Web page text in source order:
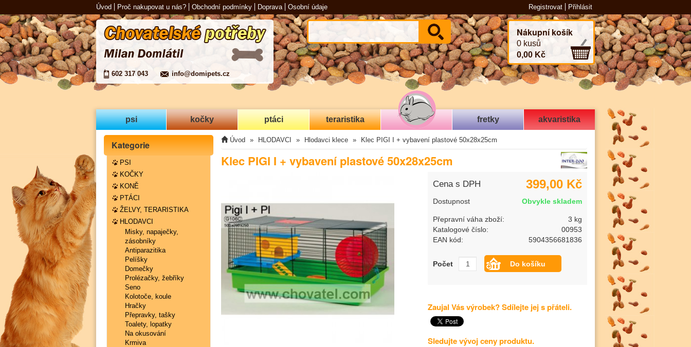
Registrovat Přihlásit
Úvod Proč nakupovat u nás? Obchodní podmínky Doprava Osobní údaje
602 317 043 info@domipets.cz
Nákupní košík
0 kusů
0,00 Kč
psi kočky ptáci teraristika fretky akvaristika
Kategorie
PSI
KOČKY
KONĚ
PTÁCI
ŽELVY, TERARISTIKA
HLODAVCI
Misky, napaječky,
zásobníky
Antiparazitika
Pelíšky
Domečky
Prolézačky, žebříky
Seno
Kolotoče, koule
Hračky
Přepravky, tašky
Toalety, lopatky
Na okusování
Krmiva
Úvod HLODAVCI Hlodavci klece Klec PIGI I + vybavení plastové 50x28x25cm
Klec PIGI I + vybavení plastové 50x28x25cm
Cena s DPH 399,00 Kč
Dostupnost Obvykle skladem
Přepravní váha zboží:
3 kg
Katalogové číslo:
00953
EAN kód:
5904356681836
Počet
Zaujal Vás výrobek? Sdílejte jej s přáteli.
Sledujte vývoj ceny produktu.